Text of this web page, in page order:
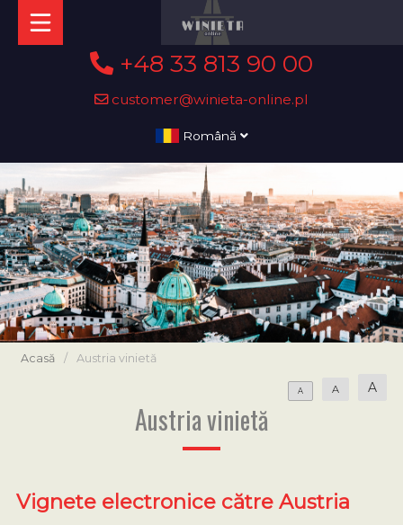
+48 33 813 90 00
customer@winieta-online.pl
Română
Acasă / Austria vinietă
A A A
Austria vinietă
Vignete electronice către Austria